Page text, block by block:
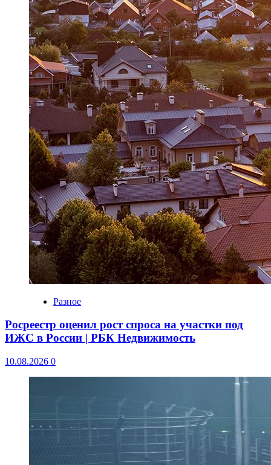
Разное
Росреестр оценил рост спроса на участки под
ИЖС в России | РБК Недвижимость
10.08.2026 0